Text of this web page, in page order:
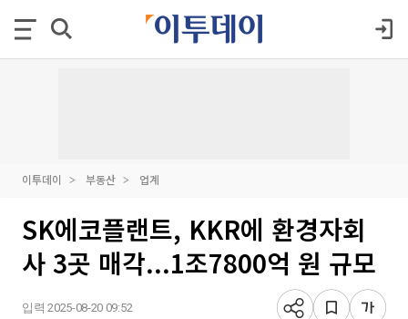
이투데이 부동산 업계
SK에코플랜트, KKR에 환경자회
사 3곳 매각...1조7800억 원 규모
입력 2025-08-20 09:52